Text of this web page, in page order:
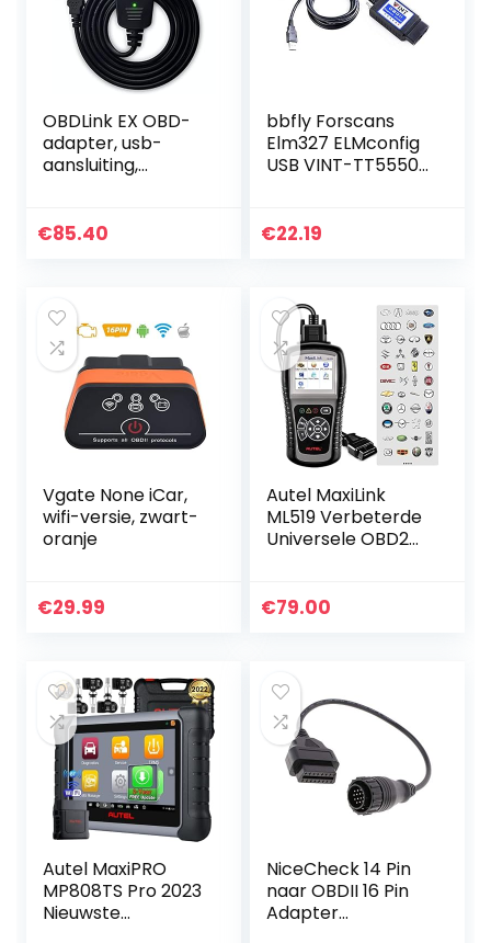
OBDLink EX OBD-
adapter, usb-
aansluiting,
auto‘s, compatibel
€85.40
bbfly Forscans
Elm327 ELMconfig
USB VINT-TT55502
diagnose
€22.19
Vgate None iCar,
wifi-versie, zwart-
oranje
€29.99
Autel MaxiLink
ML519 Verbeterde
Universele OBD2
Ondersteunt Alle
€79.00
Autel MaxiPRO
MP808TS Pro 2023
Nieuwste
NiceCheck 14 Pin
naar OBDII 16 Pin
Adapter